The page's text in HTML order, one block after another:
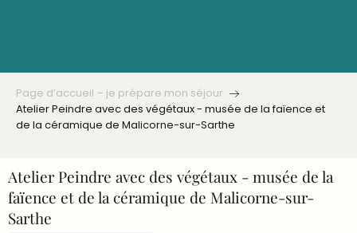
Page d’accueil – je prépare mon séjour
Atelier Peindre avec des végétaux - musée de la faïence et
de la céramique de Malicorne-sur-Sarthe
Atelier Peindre avec des végétaux - musée de la
faïence et de la céramique de Malicorne-sur-
Sarthe